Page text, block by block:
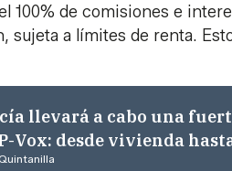
100% de comisiones e
a límites de renta.
llevará a cabo una
Vox: desde vivienda